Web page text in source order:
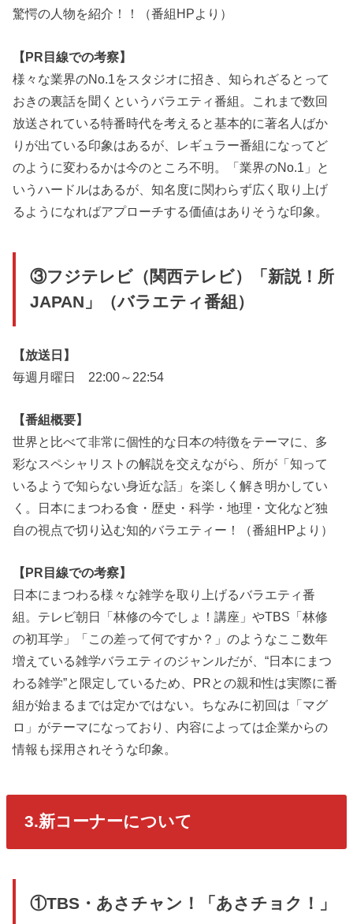
驚愕の人物を紹介！！（番組HPより）
【PR目線での考察】
様々な業界のNo.1をスタジオに招き、知られざるとって
おきの裏話を聞くというバラエティ番組。これまで数回
放送されている特番時代を考えると基本的に著名人ばか
りが出ている印象はあるが、レギュラー番組になってど
のように変わるかは今のところ不明。「業界のNo.1」と
いうハードルはあるが、知名度に関わらず広く取り上げ
るようになればアプローチする価値はありそうな印象。
③フジテレビ（関西テレビ）「新説！所
JAPAN」（バラエティ番組）
【放送日】
毎週月曜日 22:00～22:54
【番組概要】
世界と比べて非常に個性的な日本の特徴をテーマに、多
彩なスペシャリストの解説を交えながら、所が「知って
いるようで知らない身近な話」を楽しく解き明かしてい
く。日本にまつわる食・歴史・科学・地理・文化など独
自の視点で切り込む知的バラエティー！（番組HPより）
【PR目線での考察】
日本にまつわる様々な雑学を取り上げるバラエティ番
組。テレビ朝日「林修の今でしょ！講座」やTBS「林修
の初耳学」「この差って何ですか？」のようなここ数年
増えている雑学バラエティのジャンルだが、“日本にまつ
わる雑学”と限定しているため、PRとの親和性は実際に番
組が始まるまでは定かではない。ちなみに初回は「マグ
ロ」がテーマになっており、内容によっては企業からの
情報も採用されそうな印象。
3.新コーナーについて
①TBS・あさチャン！「あさチョク！」